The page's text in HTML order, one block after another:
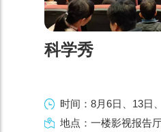
科学秀
时间：8月6日、13日
地点：一楼影视报告